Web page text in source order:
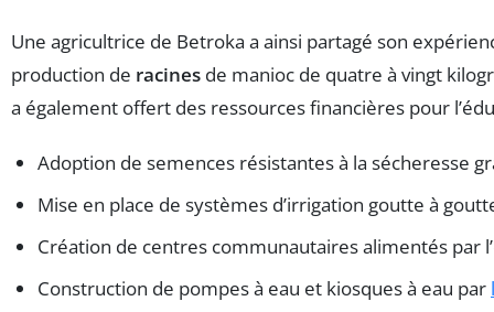
Une agricultrice de Betroka a ainsi partagé son
production de racines de manioc de quatre à vingt
a également offert des ressources financières pour
Adoption de semences résistantes à la sécheresse
Mise en place de systèmes d’irrigation goutte à
Création de centres communautaires alimentés par
Construction de pompes à eau et kiosques à eau par